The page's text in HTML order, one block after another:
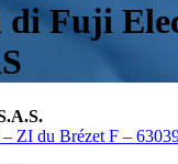
di Fuji
– ZI du Brézet F –